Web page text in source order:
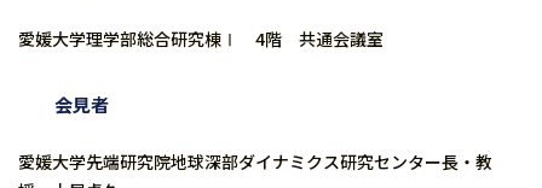
愛媛大学理学部総合研究棟Ⅰ 4階 共通会議室
会見者
愛媛大学先端研究院地球深部ダイナミクス研究センター長・教